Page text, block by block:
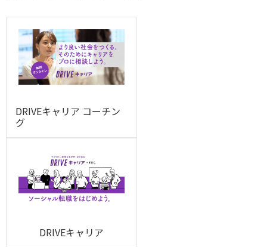
DRIVEキャリア コーチン
グ
DRIVEキャリア